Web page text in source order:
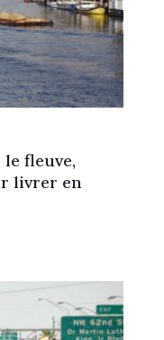
fleuve,
livrer en